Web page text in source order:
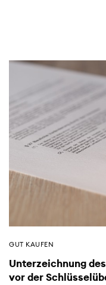
GUT KAUFEN
Unterzeichnung
vor der